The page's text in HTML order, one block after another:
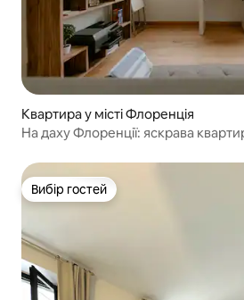
Квартира у місті Флоренція
На даху Флоренції: яскрава
Вибір гостей
Вибір гостей